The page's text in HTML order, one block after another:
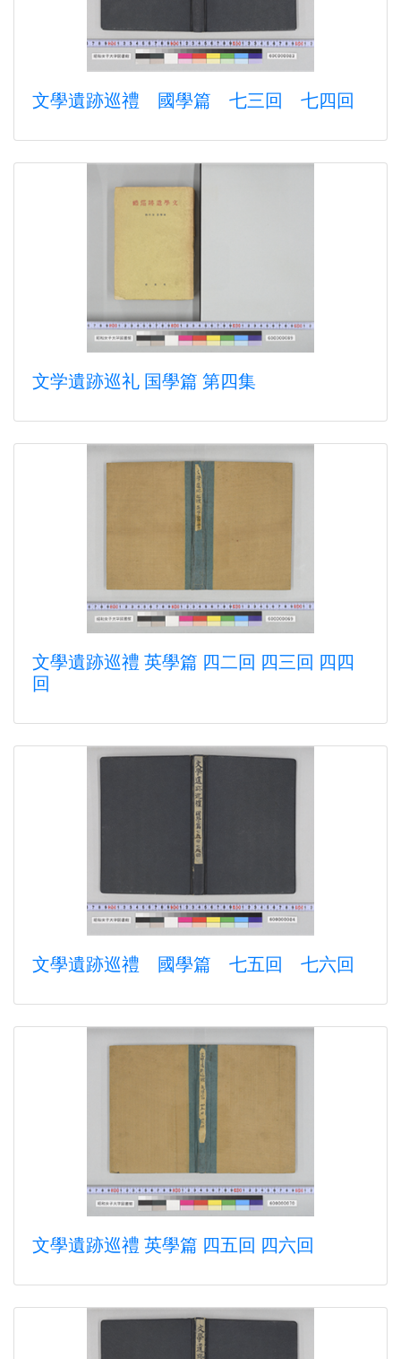
文學遺跡巡禮 國學篇 七三回 七四回
文学遺跡巡礼 国學篇 第四集
文學遺跡巡禮 英學篇 四二回 四三回 四四
回
文學遺跡巡禮 國學篇 七五回 七六回
文學遺跡巡禮 英學篇 四五回 四六回